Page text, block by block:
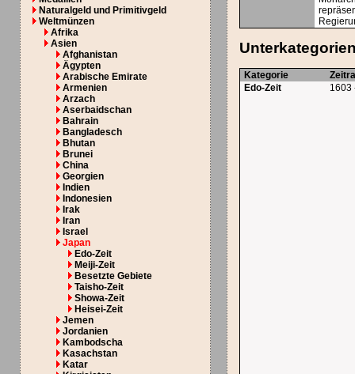
Naturalgeld und Primitivgeld
Weltmünzen
Afrika
Asien
Afghanistan
Ägypten
Arabische Emirate
Armenien
Arzach
Aserbaidschan
Bahrain
Bangladesch
Bhutan
Brunei
China
Georgien
Indien
Indonesien
Irak
Iran
Israel
Japan
Edo-Zeit
Meiji-Zeit
Besetzte Gebiete
Taisho-Zeit
Showa-Zeit
Heisei-Zeit
Jemen
Jordanien
Kambodscha
Kasachstan
Katar
Kategorie
Edo-Zeit
1603